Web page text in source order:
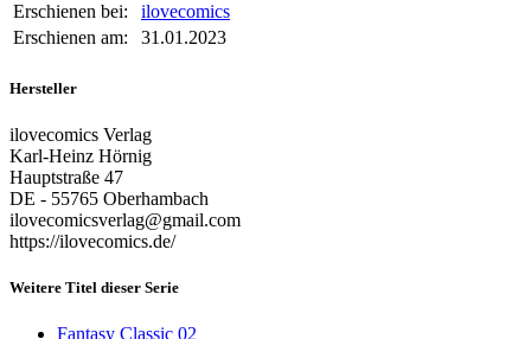
Erschienen bei:
ilovecomics
Erschienen am:
31.01.2023
Hersteller
ilovecomics Verlag
Karl-Heinz Hörnig
Hauptstraße 47
DE - 55765 Oberhambach
ilovecomicsverlag@gmail.com
https://ilovecomics.de/
Weitere Titel dieser Serie
Fantasy Classic 02